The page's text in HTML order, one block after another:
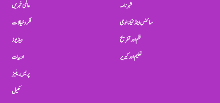
عالمی خبریں
فکر و خیالات
ویڈیوز
ادبیات
پریس ریلیز
کھیل
شہرنامہ
سائنس اینڈ ٹیکنالوجی
فلم اور تفریح
تعلیم اور کیریر